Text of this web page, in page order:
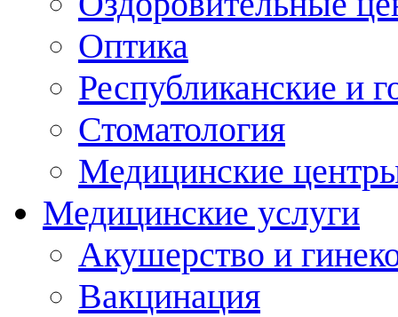
Оптика
Республиканские и
Стоматология
Медицинские
Медицинские услуги
Акушерство и
Вакцинация